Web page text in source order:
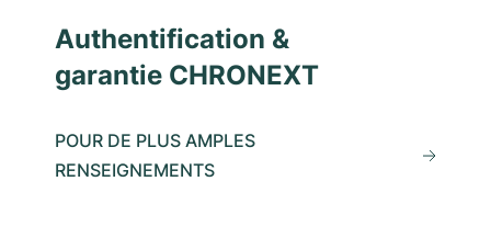
Authentification &
garantie CHRONEXT
POUR DE PLUS AMPLES
RENSEIGNEMENTS